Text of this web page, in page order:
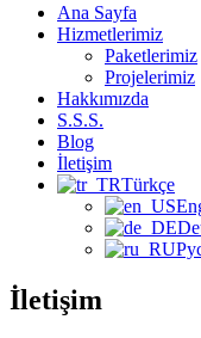
Ana Sayfa
Hizmetlerimiz
Paketlerimiz
Projelerimiz
Hakkımızda
S.S.S.
Blog
İletişim
Türkçe
İletişim